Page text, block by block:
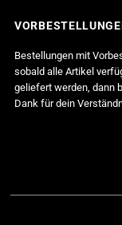
Bestellungen mit
sobald alle Artikel
geliefert werden, dann
Dank für dein